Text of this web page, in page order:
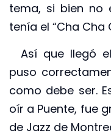
tema, si bien no
tenía el “Cha Cha
Así que llegó
puso
como debe ser.
oír a Puente, fue
de Jazz de